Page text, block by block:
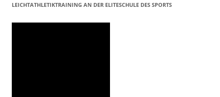
LEICHTATHLETIKTRAINING AN DER ELITESCHULE DES SPORTS